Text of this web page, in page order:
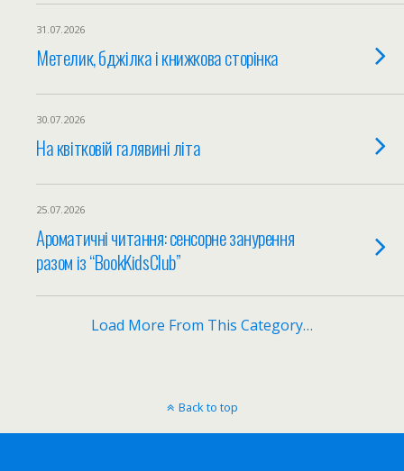
31.07.2026
Метелик, бджілка і книжкова сторінка
30.07.2026
На квітковій галявині літа
25.07.2026
Ароматичні читання: сенсорне занурення
разом із “BookKidsClub”
Load More From This Category…
Back to top